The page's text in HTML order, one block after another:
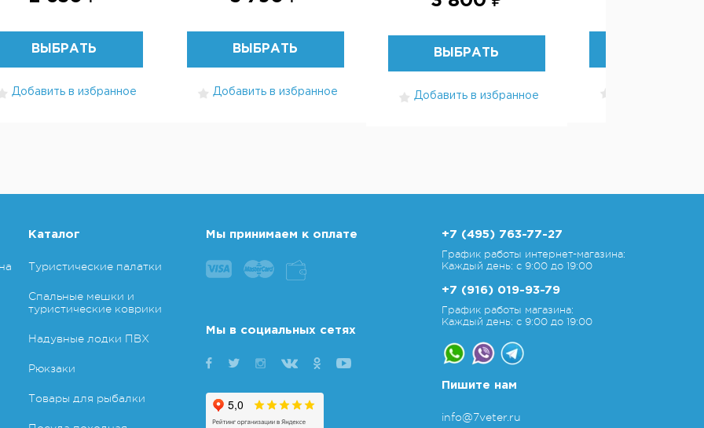
ВЫБРАТЬ
Добавить в избранное
ВЫБРАТЬ
Добавить в избранное
ВЫБРАТЬ
Добавить в избранное
Каталог
Туристические палатки
Спальные мешки и
туристические коврики
Надувные лодки ПВХ
Рюкзаки
Товары для рыбалки
Мы принимаем к оплате
Мы в социальных сетях
+7 (495) 763-77-27
График работы интернет-магазина:
Каждый день: с 9:00 до 19:00
+7 (916) 019-93-79
График работы магазина:
Каждый день: с 9:00 до 19:00
Пишите нам
info@7veter.ru